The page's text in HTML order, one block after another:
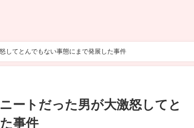
してとんでもない事態にまで発展した事件
ートだった男が大激怒してと
事件